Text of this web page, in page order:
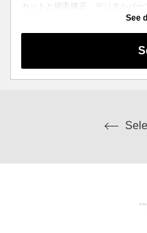
カットと縮毛矯正、デジタルパ
ングを楽にしたい方にオススメ☆
See